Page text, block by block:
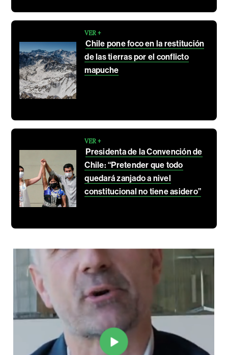
VER +
Chile pone foco en la restitución
de las tierras por el conflicto
mapuche
VER +
Presidenta de la Convención de
Chile: “Pretender que todo
quedará zanjado a nivel
constitucional no tiene asidero”